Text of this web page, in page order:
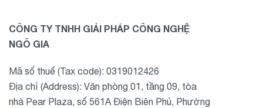
CÔNG TY TNHH GIẢI PHÁP CÔNG NGHỆ
NGÔ GIA
Mã số thuế (Tax code): 0319012426
Địa chỉ (Address): Văn phòng 01, tầng 09, tòa
nhà Pear Plaza, số 561A Điện Biên Phủ, Phường